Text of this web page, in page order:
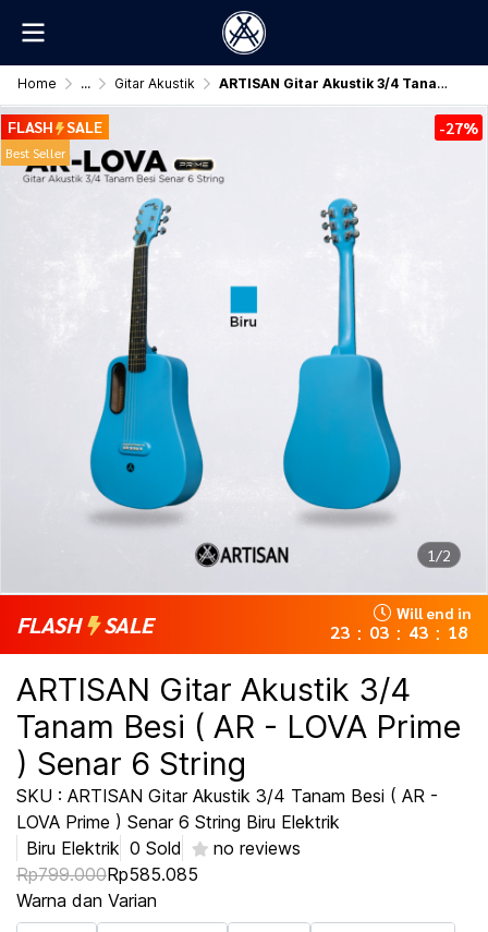
Home ... Gitar Akustik ARTISAN Gitar Akustik 3/4 Tanam Besi ( AR - LOVA Prime ) Senar 6 String
1/2
FLASH SALE
Best Seller
-27%
FLASH SALE Will end in
23 : 03 : 43 : 18
ARTISAN Gitar Akustik 3/4
Tanam Besi ( AR - LOVA Prime
) Senar 6 String
SKU : ARTISAN Gitar Akustik 3/4 Tanam Besi ( AR -
LOVA Prime ) Senar 6 String Biru Elektrik
Biru Elektrik 0 Sold
no reviews
Rp799.000Rp585.085
Warna dan Varian